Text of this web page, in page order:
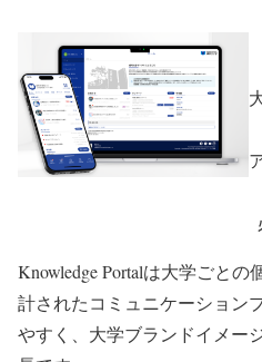
Knowledge Portalは大学ごと
計されたコミュニケーション
やすく、大学ブランドイメー